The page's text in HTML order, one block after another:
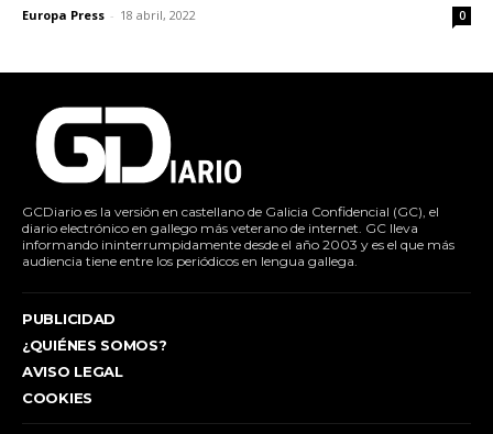
Europa Press - 18 abril, 2022 0
GCDiario es la versión en castellano de Galicia Confidencial (GC), el
diario electrónico en gallego más veterano de internet. GC lleva
informando ininterrumpidamente desde el año 2003 y es el que más
audiencia tiene entre los periódicos en lengua gallega.
PUBLICIDAD
¿QUIÉNES SOMOS?
AVISO LEGAL
COOKIES